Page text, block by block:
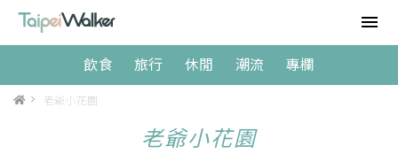
飲食 旅行 休閒 潮流 專欄
> 老爺小花園
老爺小花園